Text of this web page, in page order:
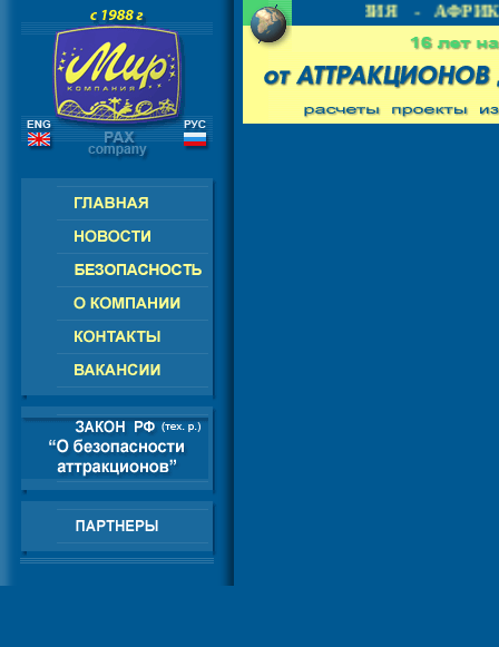
СНГ - ЕВРОПА - АМЕРИКА - АЗИЯ - АФРИКА